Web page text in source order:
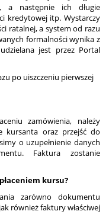
a następnie ich długie
kredytowej itp. Wystarczy
ratalnej, a system od razu
formalności wynika z
jest przez Portal
po uiszczeniu pierwszej
zamówienia, należy
kursanta oraz przejść do
o uzupełnienie danych
Faktura zostanie
kursu?
zarówno dokumentu
również faktury właściwej